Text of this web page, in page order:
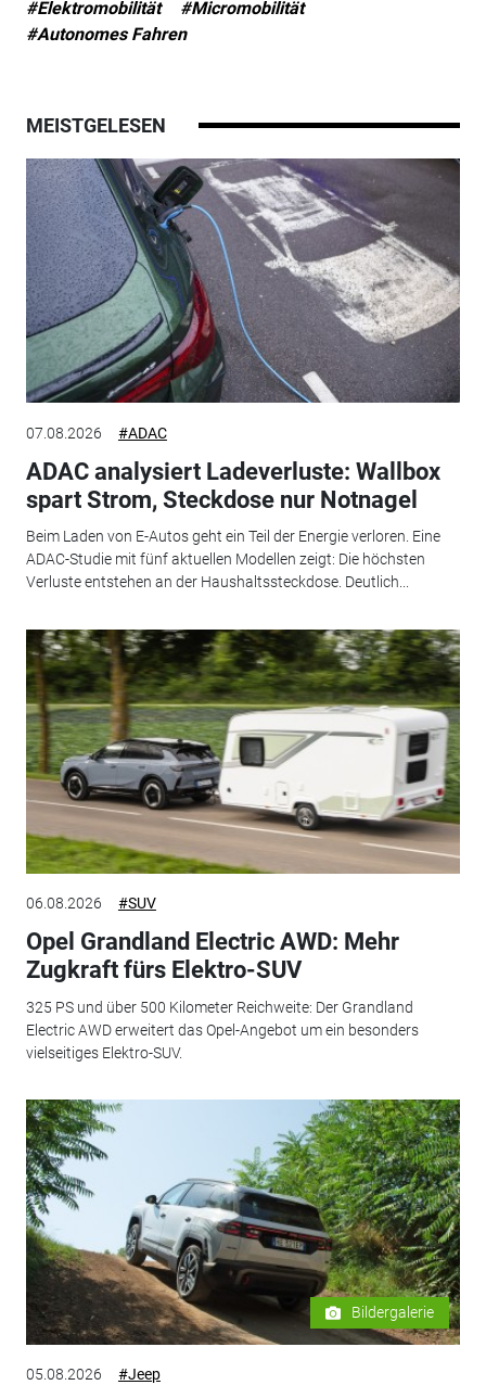
#Elektromobilität
#Micromobilität
#Autonomes Fahren
MEISTGELESEN
07.08.2026 #ADAC
ADAC analysiert Ladeverluste: Wallbox
spart Strom, Steckdose nur Notnagel
Beim Laden von E-Autos geht ein Teil der Energie verloren. Eine
ADAC-Studie mit fünf aktuellen Modellen zeigt: Die höchsten
Verluste entstehen an der Haushaltssteckdose. Deutlich...
06.08.2026 #SUV
Opel Grandland Electric AWD: Mehr
Zugkraft fürs Elektro-SUV
325 PS und über 500 Kilometer Reichweite: Der Grandland
Electric AWD erweitert das Opel-Angebot um ein besonders
vielseitiges Elektro-SUV.
Bildergalerie
05.08.2026 #Jeep